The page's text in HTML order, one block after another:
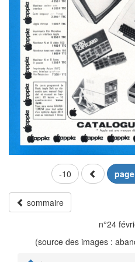
-10
sommaire
n°24
(source des images :